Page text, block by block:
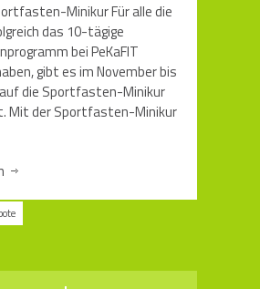
Minikur Für alle die
das 10-tägige
bei PeKaFIT
gibt es im November bis
die Sportfasten-Minikur
Mit der Sportfasten-Minikur